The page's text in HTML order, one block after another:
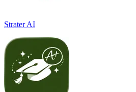
Strater AI